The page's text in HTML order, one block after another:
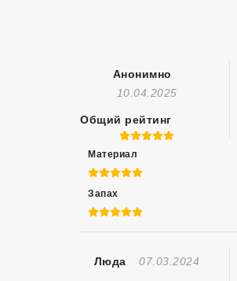
Анонимно
Отзыв Создан
10.04.2025
Общий рейтинг
5 из 5
Материал
5 из 5
Запах
5 из 5
Люда Отзыв Создан
07.03.2024